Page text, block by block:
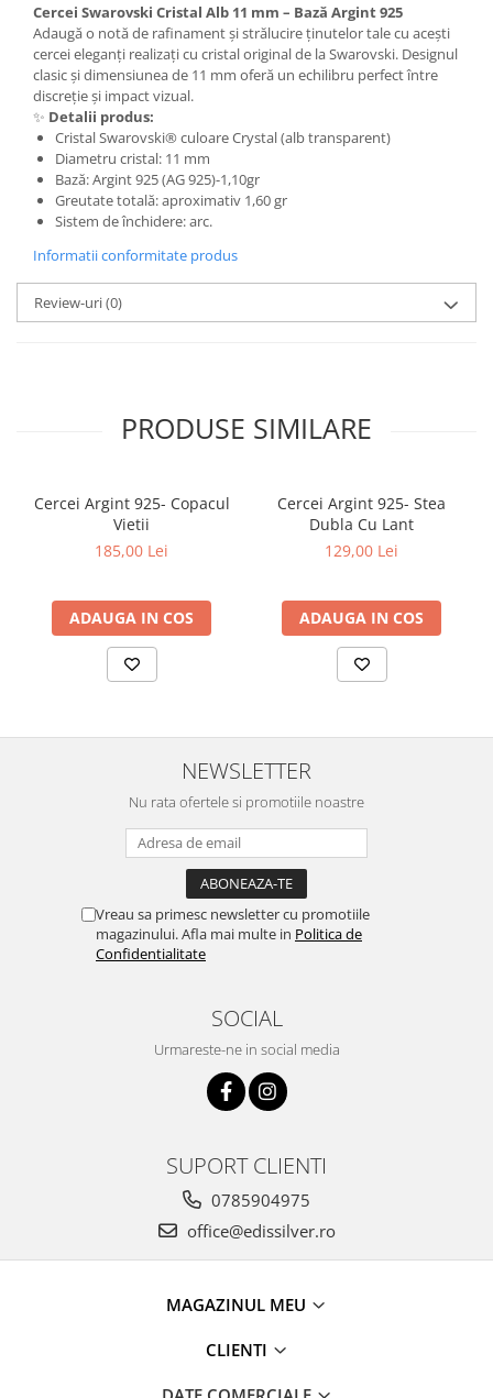
Cercei Swarovski Cristal Alb 11 mm – Bază Argint 925
Adaugă o notă de rafinament și strălucire ținutelor tale cu acești
cercei eleganți realizați cu cristal original de la Swarovski. Designul
clasic și dimensiunea de 11 mm oferă un echilibru perfect între
discreție și impact vizual.
✨ Detalii produs:
Cristal Swarovski® culoare Crystal (alb transparent)
Diametru cristal: 11 mm
Bază: Argint 925 (AG 925)-1,10gr
Greutate totală: aproximativ 1,60 gr
Sistem de închidere: arc.
Informatii conformitate produs
Review-uri(0)
PRODUSE SIMILARE
Cercei Argint 925- Copacul
Vietii
185,00 Lei
ADAUGA IN COS
Cercei Argint 925- Stea
Dubla Cu Lant
129,00 Lei
ADAUGA IN COS
NEWSLETTER
Nu rata ofertele si promotiile noastre
Vreau sa primesc newsletter cu promotiile
magazinului. Afla mai multe in Politica de
Confidentialitate
SOCIAL
Urmareste-ne in social media
SUPORT CLIENTI
0785904975
office@edissilver.ro
MAGAZINUL MEU
CLIENTI